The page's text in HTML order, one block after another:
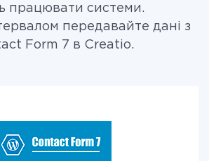
працювати системи.
передавайте дані з
Form 7 в Creatio.